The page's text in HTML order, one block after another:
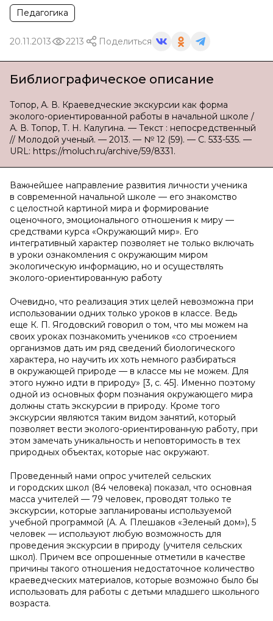
Педагогика
20.11.2013 2213 Поделиться
Библиографическое описание
Топор, А. В. Краеведческие экскурсии как форма
эколого-ориентированной работы в начальной школе /
А. В. Топор, Т. Н. Калугина. — Текст : непосредственный
// Молодой ученый. — 2013. — № 12 (59). — С. 533-535. —
URL: https://moluch.ru/archive/59/8331.
Важнейшее направление развития личности ученика
в современной начальной школе — его знакомство
с целостной картиной мира и формирование
оценочного, эмоционального отношения к миру —
средствами курса «Окружающий мир». Его
интегративный характер позволяет не только включать
в уроки ознакомления с окружающим миром
экологическую информацию, но и осуществлять
эколого-ориентированную работу
Очевидно, что реализация этих целей невозможна при
использовании одних только уроков в классе. Ведь
еще К. П. Ягодовский говорил о том, что мы можем на
своих уроках познакомить учеников «со строением
организмов дать им ряд сведений биологического
характера, но научить их хоть немного разбираться
в окружающей природе — в классе мы не можем. Для
этого нужно идти в природу» [3, с. 45]. Именно поэтому
одной из основных форм познания окружающего мира
должны стать экскурсии в природу. Кроме того
экскурсии являются таким видом занятий, который
позволяет вести эколого-ориентированную работу, при
этом замечать уникальность и неповторимость в тех
природных объектах, которые нас окружают.
Проведенный нами опрос учителей сельских
и городских школ (84 человека) показал, что основная
масса учителей — 79 человек, проводят только те
экскурсии, которые запланированы используемой
учебной программой (А. А. Плешаков «Зеленый дом»), 5
человек — используют любую возможность для
проведения экскурсии в природу (учителя сельских
школ). Причем все опрошенные отметили в качестве
причины такого отношения недостаточное количество
краеведческих материалов, которые возможно было бы
использовать для работы с детьми младшего школьного
возраста.